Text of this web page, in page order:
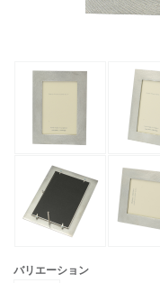
バリエーション